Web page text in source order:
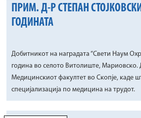
ПРИМ. Д-Р СТЕПАН
ГОДИНАТА
Добитникот на наградата “Свети Наум
година во селото Витолиште,
Медицинскиот факултет во Скопје, каде
специјализација по медицина на трудот.